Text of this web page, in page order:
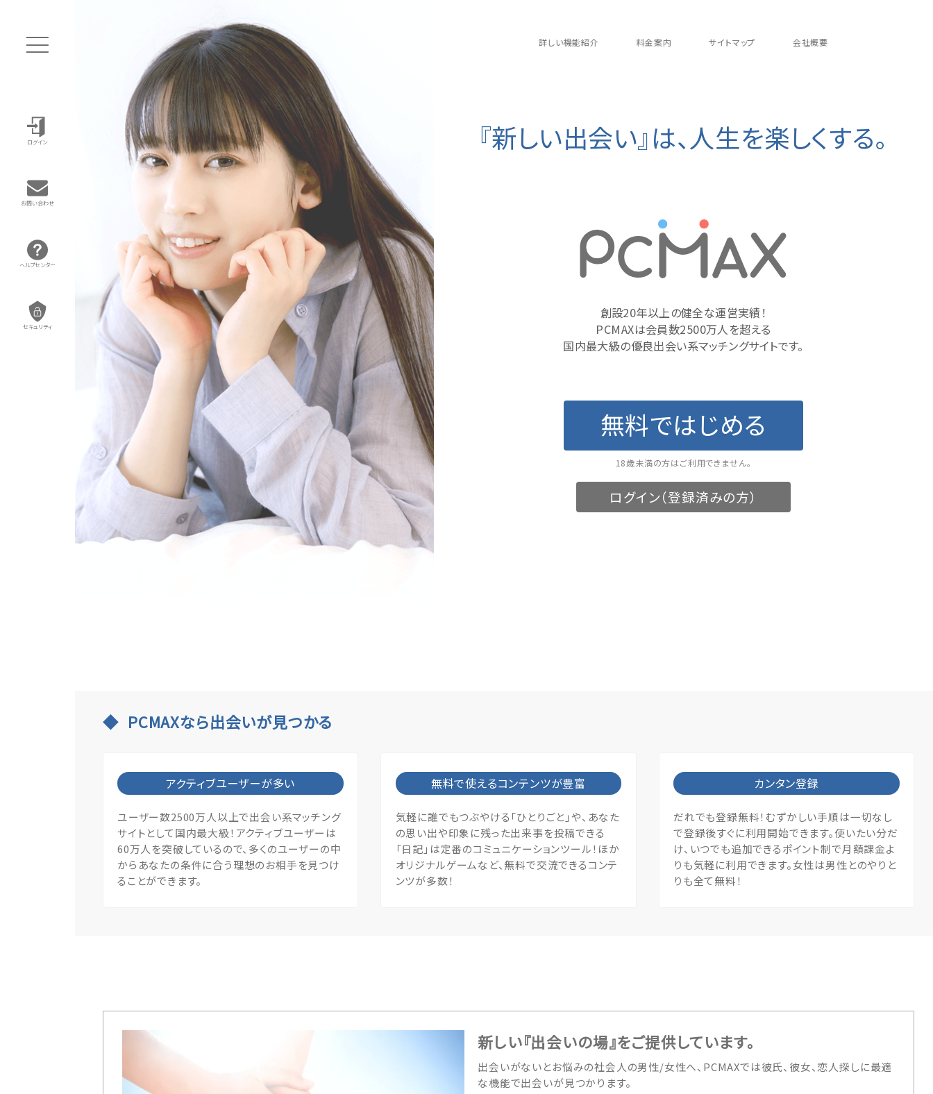
『新しい出会い』は、人生を楽しくする。
創設20年以上の健全な運営実績！
PCMAXは会員数2500万人を超える
国内最大級の優良出会い系マッチングサイトです。
無料ではじめる
18歳未満の方はご利用できません。
ログイン（登録済みの方）
詳しい機能紹介 料金案内 サイトマップ 会社概要
ログイン
お問い合わせ
ヘルプセンター
セキュリティ
PCMAXなら出会いが見つかる
アクティブユーザーが多い
ユーザー数2500万人以上で出会い系マッチング
サイトとして国内最大級！アクティブユーザーは
60万人を突破しているので、多くのユーザーの中
からあなたの条件に合う理想のお相手を見つけ
ることができます。
無料で使えるコンテンツが豊富
気軽に誰でもつぶやける「ひとりごと」や、あなた
の思い出や印象に残った出来事を投稿できる
「日記」は定番のコミュニケーションツール！ほか
オリジナルゲームなど、無料で交流できるコンテ
ンツが多数！
カンタン登録
だれでも登録無料！むずかしい手順は一切なし
で登録後すぐに利用開始できます。使いたい分だ
け、いつでも追加できるポイント制で月額課金よ
りも気軽に利用できます。女性は男性とのやりと
りも全て無料！
新しい『出会いの場』をご提供しています。
出会いがないとお悩みの社会人の男性/女性へ、PCMAXでは彼氏、彼女、恋人探しに最適
な機能で出会いが見つかります。